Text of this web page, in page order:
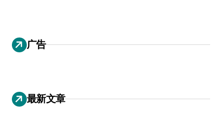
广告
最新文章